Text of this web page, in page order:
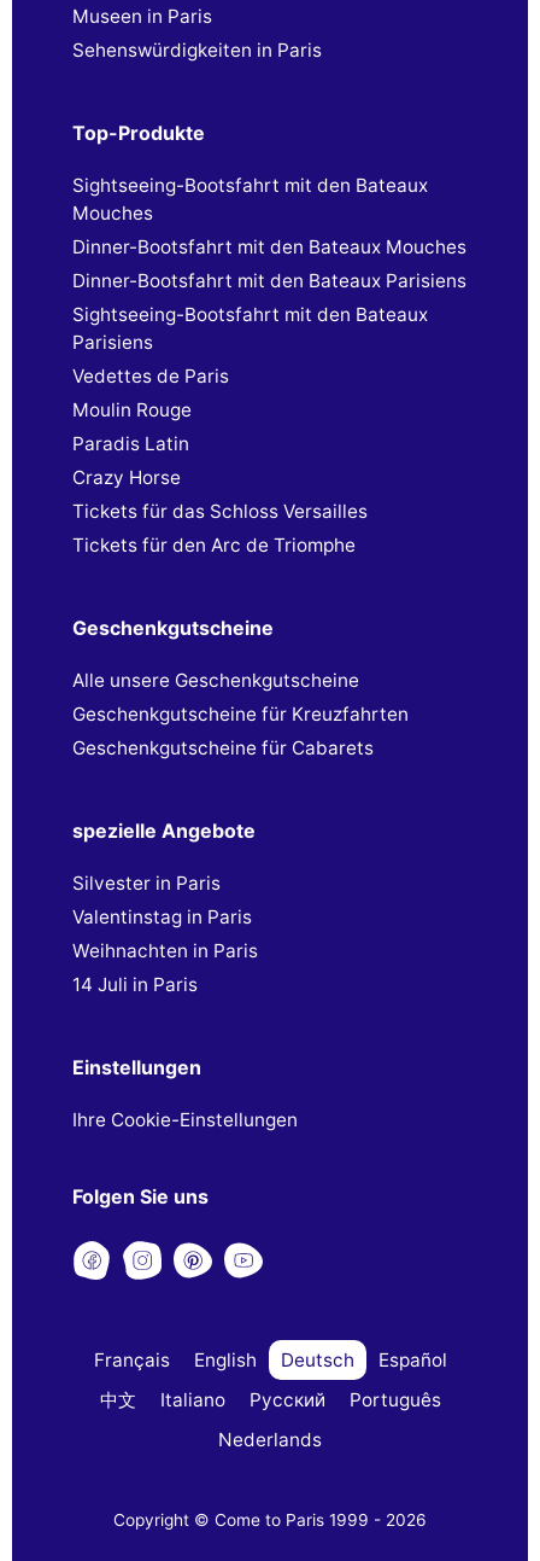
Museen in Paris
Sehenswürdigkeiten in Paris
Top-Produkte
Sightseeing-Bootsfahrt mit den Bateaux
Mouches
Dinner-Bootsfahrt mit den Bateaux Mouches
Dinner-Bootsfahrt mit den Bateaux Parisiens
Sightseeing-Bootsfahrt mit den Bateaux
Parisiens
Vedettes de Paris
Moulin Rouge
Paradis Latin
Crazy Horse
Tickets für das Schloss Versailles
Tickets für den Arc de Triomphe
Geschenkgutscheine
Alle unsere Geschenkgutscheine
Geschenkgutscheine für Kreuzfahrten
Geschenkgutscheine für Cabarets
spezielle Angebote
Silvester in Paris
Valentinstag in Paris
Weihnachten in Paris
14 Juli in Paris
Einstellungen
Ihre Cookie-Einstellungen
Folgen Sie uns
Français English Deutsch
Español
中文
Italiano Русский
Português
Nederlands
Copyright © Come to Paris 1999 - 2026